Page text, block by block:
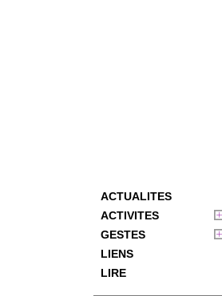
ACTUALITES
ACTIVITES
GESTES
LIENS
LIRE